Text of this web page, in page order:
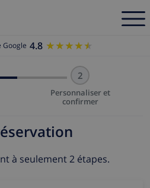
Google 4.8 ★★★★★
★★★★★
2
Personnaliser et
confirmer
à seulement 2 étapes.